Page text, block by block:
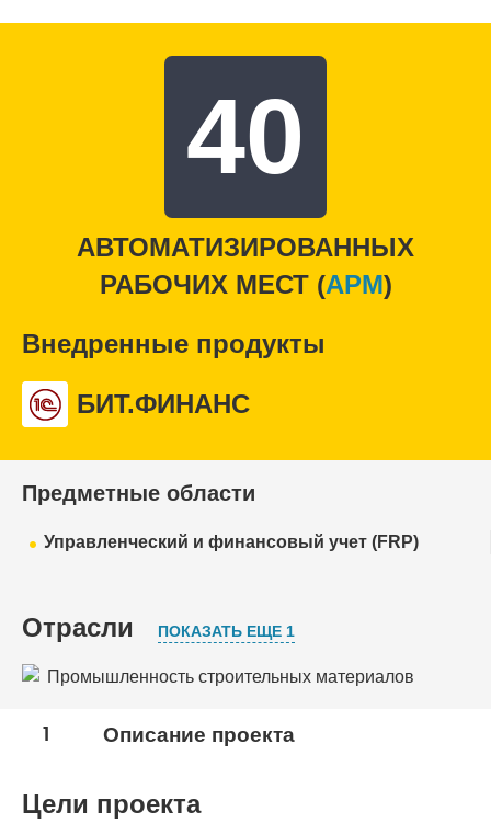
40
АВТОМАТИЗИРОВАННЫХ
РАБОЧИХ МЕСТ (APM)
Внедренные продукты
БИТ.ФИНАНС
Предметные области
Управленческий и финансовый учет (FRP)
Отрасли ПОКАЗАТЬ ЕЩЕ 1
Промышленность строительных материалов
Строительство
1 Описание проекта
Цели проекта